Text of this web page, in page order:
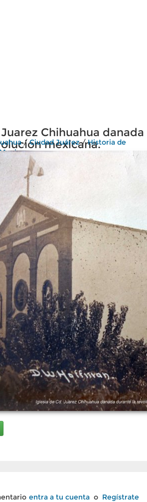
Chihuahua danada
mexicana.
/Ciudad Juárez/Historia de
entra a tu cuenta o Regístrate